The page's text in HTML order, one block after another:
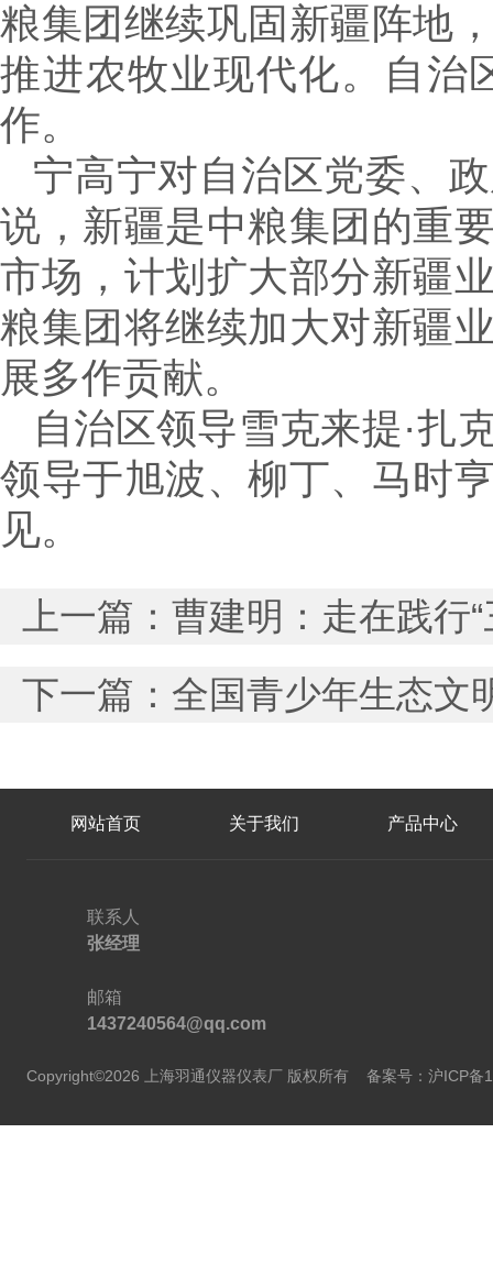
粮集团继续巩固新疆阵地
推进农牧业现代化。自治
作。
宁高宁对自治区党委、
说，新疆是中粮集团的重
市场，计划扩大部分新疆
粮集团将继续加大对新疆
展多作贡献。
自治区领导雪克来提·扎
领导于旭波、柳丁、马时
见。
上一篇： 曹建明：走在践行
下一篇： 全国青少年生态文
网站首页 关于我们 产品中心
联系人
张经理
邮箱
1437240564@qq.com
Copyright©2026 上海羽通仪器仪表厂 版权所有 备案号：沪ICP备